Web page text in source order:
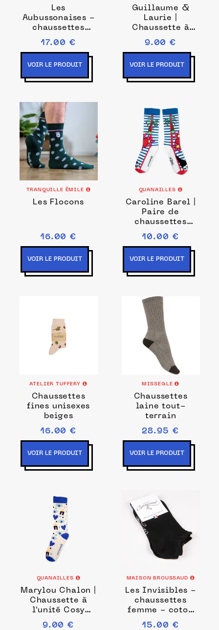
Les
Aubussonaises -
chaussettes
femme - coton
noir
17.00 €
VOIR LE PRODUIT
Guillaume &
Laurie |
Chaussette à
l'unité Abstract
rouge
9.00 €
VOIR LE PRODUIT
TRANQUILLE ÉMILE
Les Flocons
16.00 €
VOIR LE PRODUIT
QUANAILLES
Caroline Barel |
Paire de
chaussettes
marinière
10.00 €
VOIR LE PRODUIT
ATELIER TUFFERY
Chaussettes
fines unisexes
beiges
16.00 €
VOIR LE PRODUIT
MISSEGLE
Chaussettes
laine tout-
terrain
28.95 €
VOIR LE PRODUIT
QUANAILLES
Marylou Chalon |
Chaussette à
l'unité Cosy
beige
9.00 €
MAISON BROUSSAUD
Les Invisibles -
chaussettes
femme - coton
noir
15.00 €